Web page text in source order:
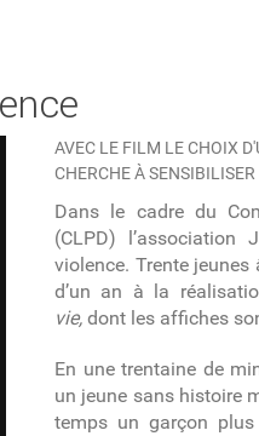
AVEC LE FILM LE CHOIX
CHERCHE À
Dans le cadre du
(CLPD) l’association
violence. Trente
d’un an à la
vie, dont les affiches
En une trentaine de
un jeune sans histoire
temps un garçon